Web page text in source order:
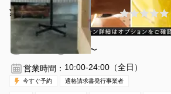
¥3795 〜 ¥12540 /時間
明治神宮前〈原宿〉駅 徒歩4分東京都渋
1〜30名
3時間〜
営業時間： 10:00-24:00（全日）
今すぐ予約 適格請求書発行事業者